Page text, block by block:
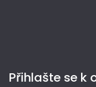
Přihlašte se k